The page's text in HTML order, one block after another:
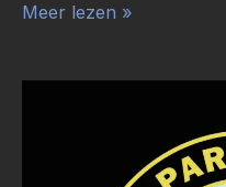
Meer lezen »